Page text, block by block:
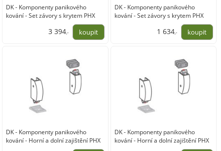
DK - Komponenty panikového
kování - Set závory s krytem PHX
3 394,-
DK - Komponenty panikového
kování - Set závory s krytem PHX
1 634,-
DK - Komponenty panikového
kování - Horní a dolní zajištění PHX
DK - Komponenty panikového
kování - Horní a dolní zajištění PHX